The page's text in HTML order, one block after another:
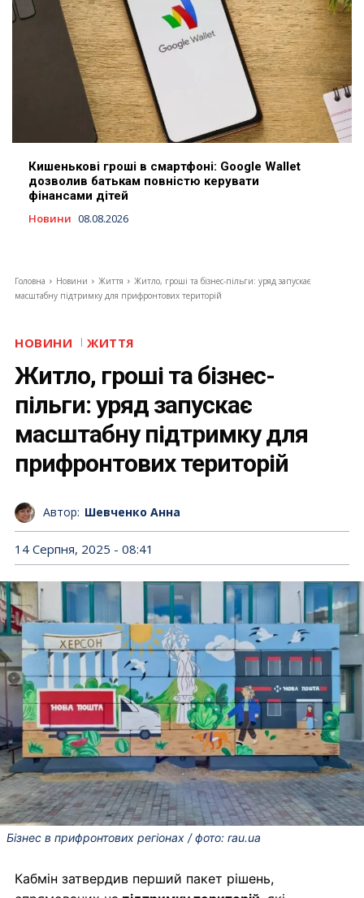
Кишенькові гроші в смартфоні: Google Wallet
дозволив батькам повністю керувати
фінансами дітей
Новини 08.08.2026